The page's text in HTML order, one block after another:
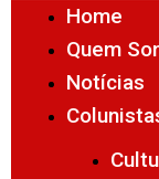
Home
Quem
Notícias